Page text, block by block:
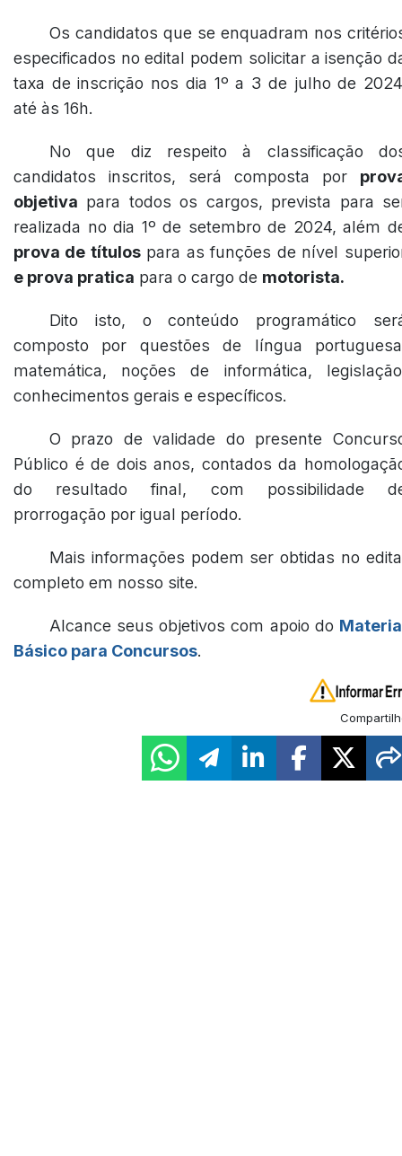
Os candidatos que se enquadram nos
especificados no edital podem solicitar a isenção
taxa de inscrição nos dia 1º a 3 de julho de
até às 16h.
No que diz respeito à classificação
candidatos inscritos, será composta por
objetiva para todos os cargos, prevista para
realizada no dia 1º de setembro de 2024, além
prova de títulos para as funções de nível
e prova pratica para o cargo de motorista.
Dito isto, o conteúdo programático
composto por questões de língua
matemática, noções de informática,
conhecimentos gerais e específicos.
O prazo de validade do presente
Público é de dois anos, contados da
do resultado final, com possibilidade
prorrogação por igual período.
Mais informações podem ser obtidas no
completo em nosso site.
Alcance seus objetivos com apoio do
Básico para Concursos.